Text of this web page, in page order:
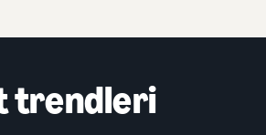
trendleri